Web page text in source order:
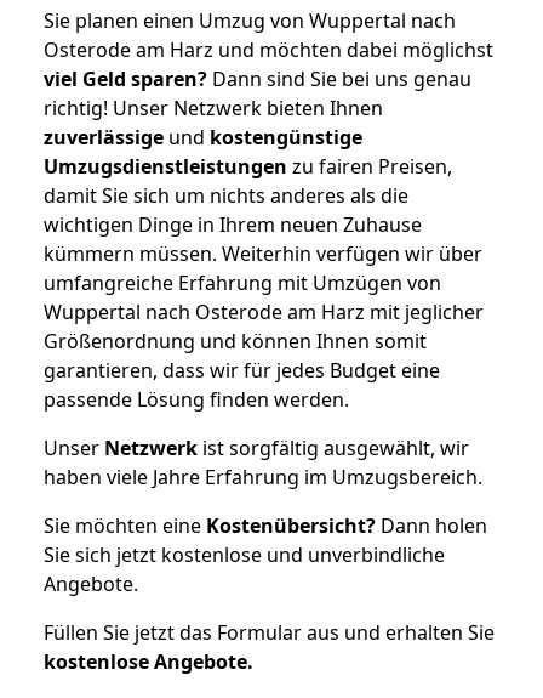
Sie planen einen Umzug von Wuppertal nach
Osterode am Harz und möchten dabei möglichst
viel Geld sparen? Dann sind Sie bei uns genau
richtig! Unser Netzwerk bieten Ihnen
zuverlässige und kostengünstige
Umzugsdienstleistungen zu fairen Preisen,
damit Sie sich um nichts anderes als die
wichtigen Dinge in Ihrem neuen Zuhause
kümmern müssen. Weiterhin verfügen wir über
umfangreiche Erfahrung mit Umzügen von
Wuppertal nach Osterode am Harz mit jeglicher
Größenordnung und können Ihnen somit
garantieren, dass wir für jedes Budget eine
passende Lösung finden werden.
Unser Netzwerk ist sorgfältig ausgewählt, wir
haben viele Jahre Erfahrung im Umzugsbereich.
Sie möchten eine Kostenübersicht? Dann holen
Sie sich jetzt kostenlose und unverbindliche
Angebote.
Füllen Sie jetzt das Formular aus und erhalten Sie
kostenloseAngebote.